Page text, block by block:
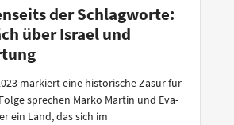
der Schlagworte:
über Israel und
markiert eine historische Zäsur für
sprechen Marko Martin und Eva-
ein Land, das sich im